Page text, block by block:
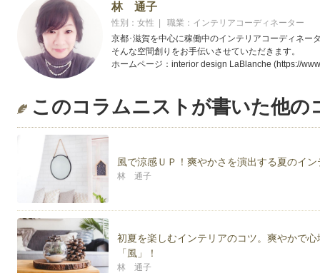
林 通子
性別：女性 | 職業：インテリアコーディネーター
京都･滋賀を中心に稼働中のインテリアコーディネー
そんな空間創りをお手伝いさせていただきます。
ホームページ：interior design LaBlanche (https://
このコラムニストが書いた他の
風で涼感ＵＰ！爽やかさを演出する夏のイ
林 通子
初夏を楽しむインテリアのコツ。爽やかで
「風」！
林 通子